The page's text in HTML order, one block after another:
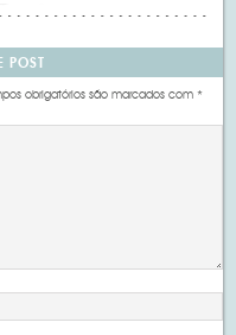
obrigatórios são marcados com*